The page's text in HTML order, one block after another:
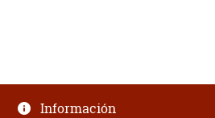
Información